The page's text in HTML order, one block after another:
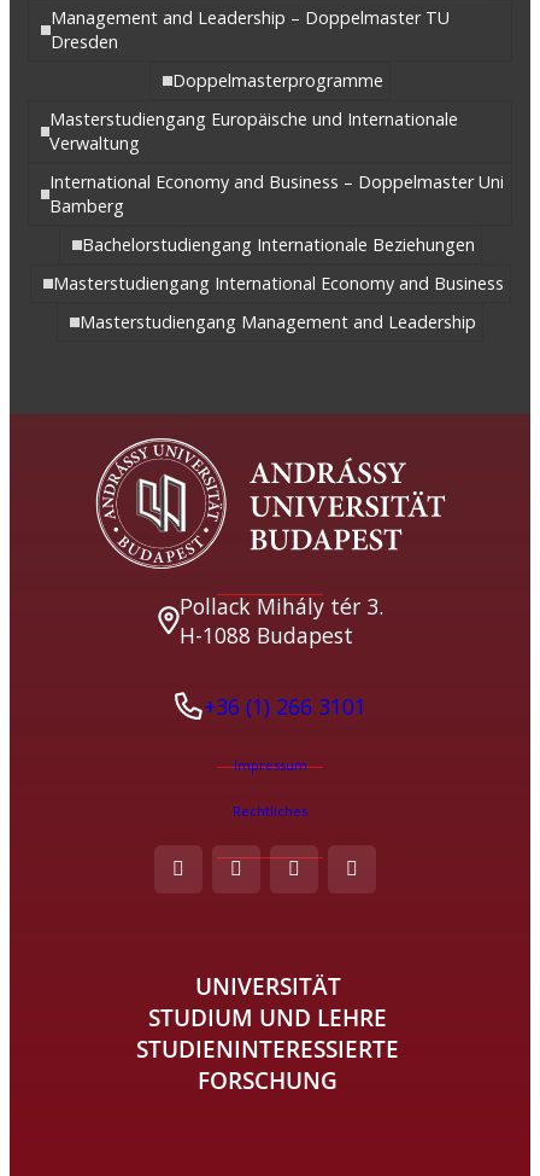
Management and Leadership – Doppelmaster TU
Dresden
Doppelmasterprogramme
Masterstudiengang Europäische und Internationale
Verwaltung
International Economy and Business – Doppelmaster Uni
Bamberg
Bachelorstudiengang Internationale Beziehungen
Masterstudiengang International Economy and Business
Masterstudiengang Management and Leadership
Pollack Mihály tér 3.
H-1088 Budapest
+36 (1) 266 3101
Impressum
Rechtliches
UNIVERSITÄT
STUDIUM UND LEHRE
STUDIENINTERESSIERTE
FORSCHUNG